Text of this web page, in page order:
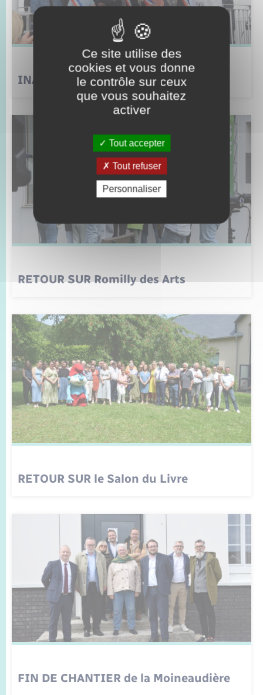
INAUGURATION du Kiosque des Arts
RETOUR SUR Romilly des Arts
RETOUR SUR le Salon du Livre
FIN DE CHANTIER de la Moineaudière
Ce site utilise des
cookies et vous donne
le contrôle sur ceux
que vous souhaitez
activer
Tout accepter
Tout refuser
Personnaliser